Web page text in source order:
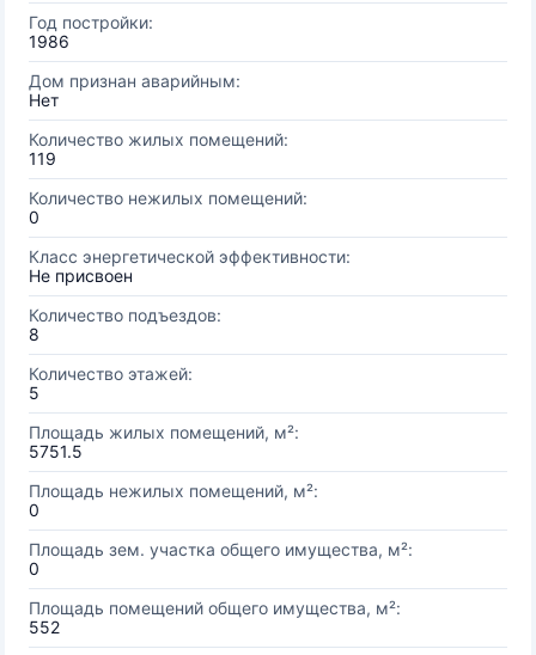
Год постройки:
1986
Дом признан аварийным:
Нет
Количество жилых помещений:
119
Количество нежилых помещений:
0
Класс энергетической эффективности:
Не присвоен
Количество подъездов:
8
Количество этажей:
5
Площадь жилых помещений, м²:
5751.5
Площадь нежилых помещений, м²:
0
Площадь зем. участка общего имущества, м²:
0
Площадь помещений общего имущества, м²:
552